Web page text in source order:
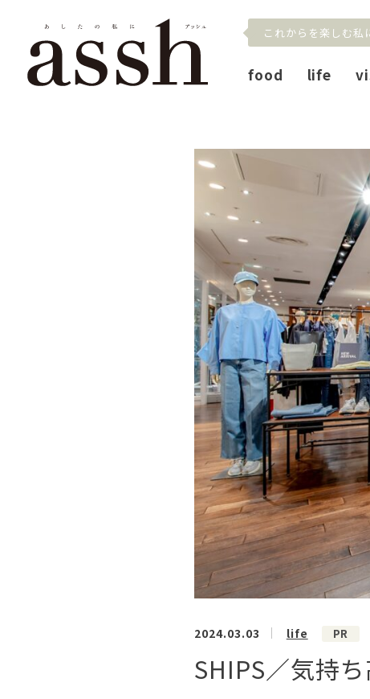
これからを楽しむ私
food life
2024.03.03 life PR
SHIPS／気持